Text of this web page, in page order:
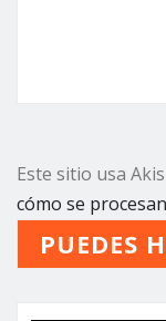
Este sitio usa
cómo se
PUEDES